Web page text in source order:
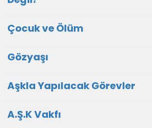
Çocuk ve Ölüm
Gözyaşı
Aşkla Yapılacak Görevler
A.Ş.K Vakfı